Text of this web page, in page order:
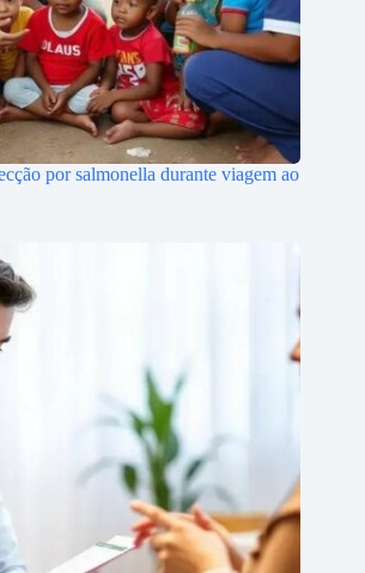
por salmonella durante viagem ao